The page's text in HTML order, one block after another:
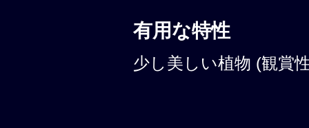
有用な特性
少し美しい植物 (観賞